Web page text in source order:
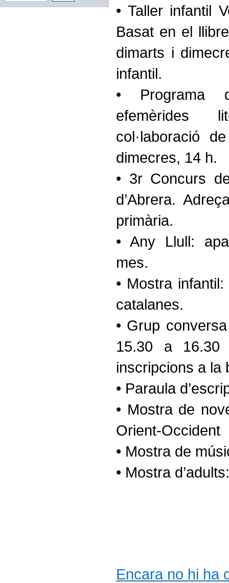
• Taller infantil
Basat en el
dimarts i
infantil.
• Programa
efemèrides
col·laboració
dimecres, 14 h.
• 3r Concurs
d’Abrera.
primària.
• Any Llull:
mes.
• Mostra
catalanes.
• Grup
15.30 a
inscripcions a la
• Paraula
• Mostra de
Orient-Occident
• Mostra de
• Mostra
Encara no hi ha